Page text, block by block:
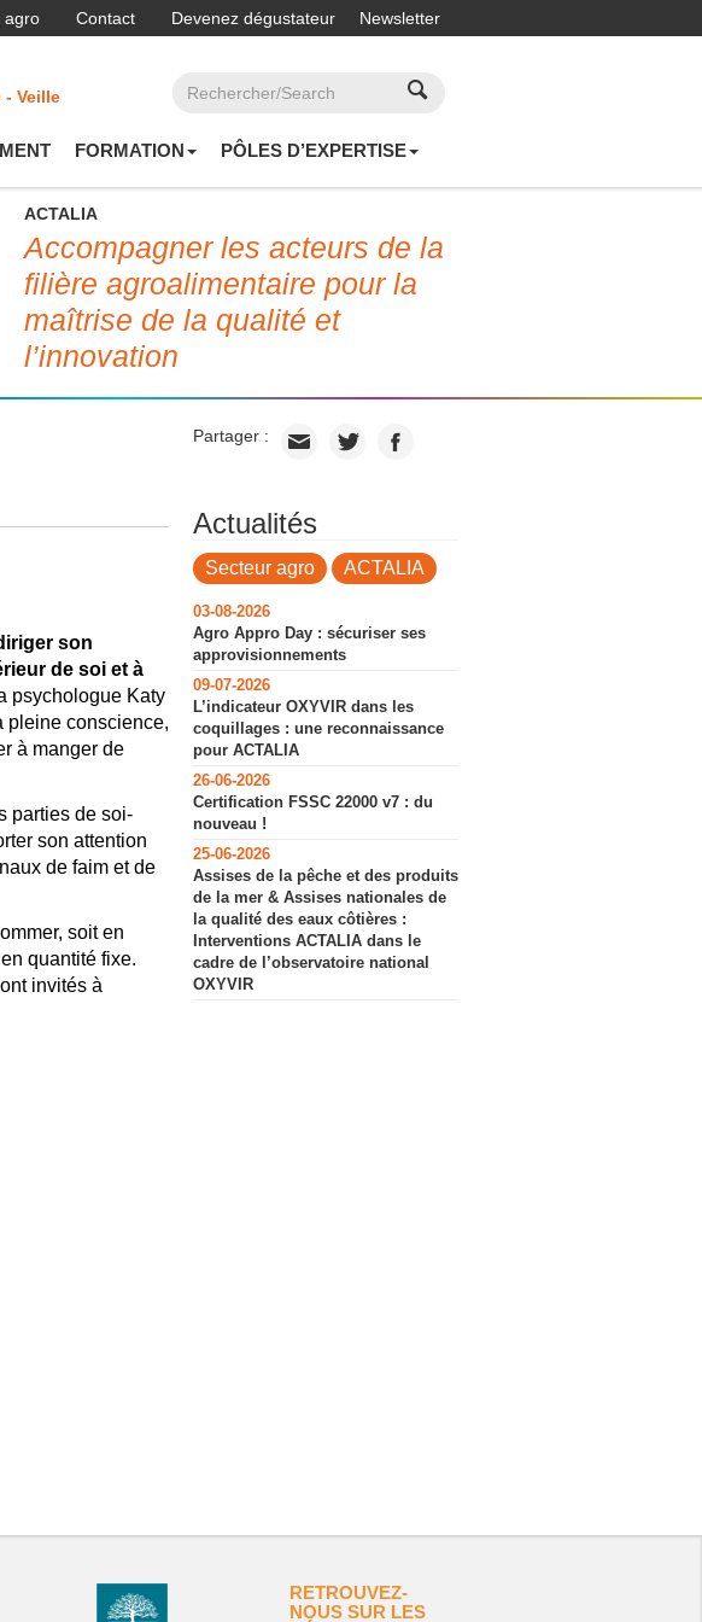
Newsletter
agro Contact Devenez dégustateur
- Veille
FORMATION PÔLES D’EXPERTISE
ACTALIA
Accompagner les acteurs de la
filière agroalimentaire pour la
maîtrise de la qualité et
l’innovation
Partager :
son
de soi et à
psychologue Katy
pleine conscience,
à manger de
parties de soi-
son attention
de faim et de
soit en
quantité fixe.
invités à
Actualités
Secteur agro ACTALIA
03-08-2026
Agro Appro Day : sécuriser ses
approvisionnements
09-07-2026
L’indicateur OXYVIR dans les
coquillages : une reconnaissance
pour ACTALIA
26-06-2026
Certification FSSC 22000 v7 : du
nouveau !
25-06-2026
Assises de la pêche et des produits
de la mer & Assises nationales de
la qualité des eaux côtières :
Interventions ACTALIA dans le
cadre de l’observatoire national
OXYVIR
RETROUVEZ-
NOUS SUR LES